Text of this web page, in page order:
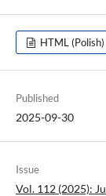
HTML (Polish)
Published
2025-09-30
Issue
Vol. 112 (2025):